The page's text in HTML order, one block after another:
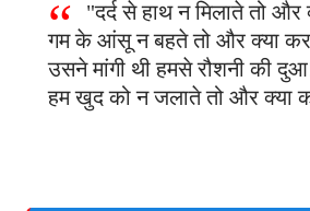
"दर्द से हाथ न मिलाते तो
गम के आंसू न बहते तो और क्या
उसने मांगी थी हमसे रौशनी की
हम खुद को न जलाते तो और क्या